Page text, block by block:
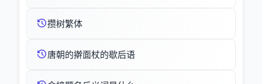
攒树繁体
唐朝的擀面杖的歇后语